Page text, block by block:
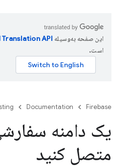
این صفحه به‌وسیله
است.
Firebase
Documentation
یک دامنه
متصل کنید